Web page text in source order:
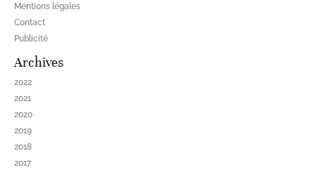
Mentions légales
Contact
Publicité
Archives
2022
2021
2020
2019
2018
2017